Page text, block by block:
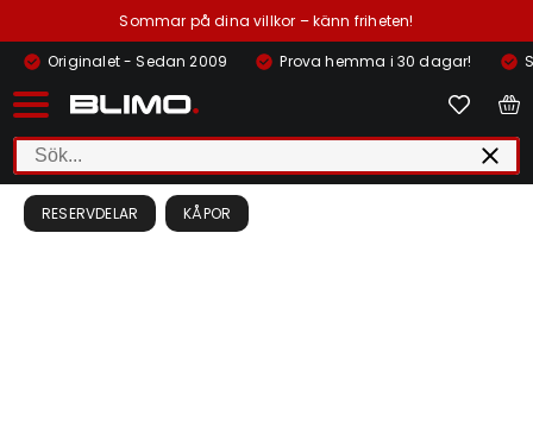
Sommar på dina villkor – känn friheten!
Originalet - Sedan 2009
Prova hemma i 30 dagar!
RESERVDELAR KÅPOR